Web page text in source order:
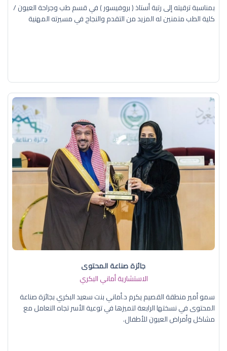
بمناسبة ترقيته إلى رتبة أستاذ ( بروفيسور ) في قسم طب وجراحة العيون /
كلية الطب متمنين له المزيد من التقدم والنجاح في مسيرته المهنية
جائزة صناعة المحتوى
الاستشارية أماني البكري
سمو أمير منطقة القصيم يكرم د.أماني بنت سعيد البكري بجائزة صناعة
المحتوى في نسختها الرابعة لتميزها في توعية الأسر تجاه التعامل مع
مشاكل وأمراض العيون للأطفال.